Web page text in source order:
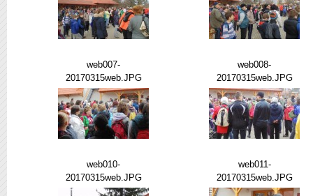
web007-
20170315web.JPG
web008-
20170315web.JPG
web010-
20170315web.JPG
web011-
20170315web.JPG